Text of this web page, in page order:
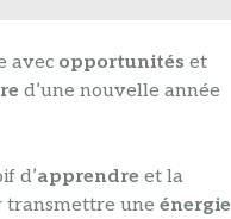
avec opportunités et
d’une nouvelle année
d’apprendre et la
transmettre une énergie